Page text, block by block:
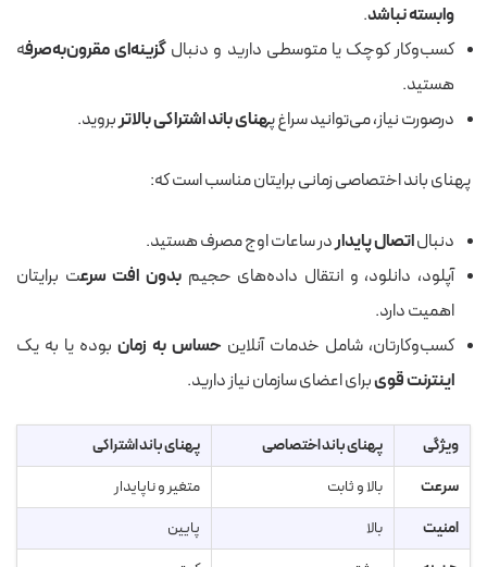
وابسته نباشد.
کسب‌وکار کوچک یا متوسطی دارید و دنبال گزینه‌ای مقرون‌به‌صرفه
هستید.
درصورت نیاز، می‌توانید سراغ پهنای باند اشتراکی بالاتربروید.
پهنای باند اختصاصی زمانی برایتان مناسب است که:
دنبالاتصال پایداردر ساعات اوج مصرف هستید.
آپلود، دانلود، و انتقال داده‌های حجیم بدون افت سرعت برایتان
اهمیت دارد.
کسب‌وکارتان، شامل خدمات آنلاین حساس به زمان بوده یا به یک
اینترنت قویبرای اعضای سازمان نیاز دارید.
ویژگی پهنای باند اختصاصی
پهنای باند اشتراکی
سرعت
بالا و ثابت
متغیر و ناپایدار
امنیت
بالا
پایین